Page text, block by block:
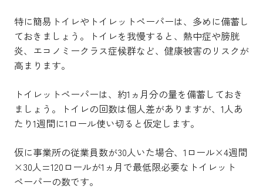
特に簡易トイレやトイレットペーパーは、多めに備蓄し
ておきましょう。トイレを我慢すると、熱中症や膀胱
炎、エコノミークラス症候群など、健康被害のリスクが
高まります。
トイレットペーパーは、約1ヵ月分の量を備蓄しておき
ましょう。トイレの回数は個人差がありますが、1人あ
たり1週間に1ロール使い切ると仮定します。
仮に事業所の従業員数が30人いた場合、1ロール×4週間
×30人=120ロールが1ヵ月で最低限必要なトイレット
ペーパーの数です。